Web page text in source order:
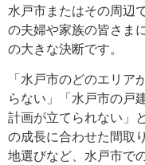
水戸市またはその周辺
の夫婦や家族の皆さま
の大きな決断です。
「水戸市のどのエリ
らない」「水戸市の戸
計画が立てられない」
の成長に合わせた間取
地選びなど、水戸市で